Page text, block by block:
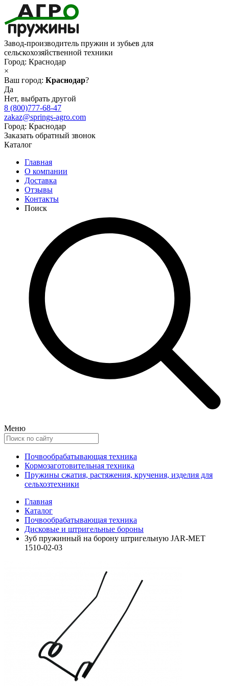
Завод-производитель пружин и зубьев для
сельскохозяйственной техники
Город: Краснодар
×
Ваш город: Краснодар?
Да
Нет, выбрать другой
8 (800)777-68-47
zakaz@springs-agro.com
Город: Краснодар
Заказать обратный звонок
Каталог
Главная
О компании
Доставка
Отзывы
Контакты
Поиск
Меню
Почвообрабатывающая техника
Кормозаготовительная техника
Пружины сжатия, растяжения, кручения, изделия для
сельхозтехники
Главная
Каталог
Почвообрабатывающая техника
Дисковые и штригельные бороны
Зуб пружинный на борону штригельную JAR-MET
1510-02-03